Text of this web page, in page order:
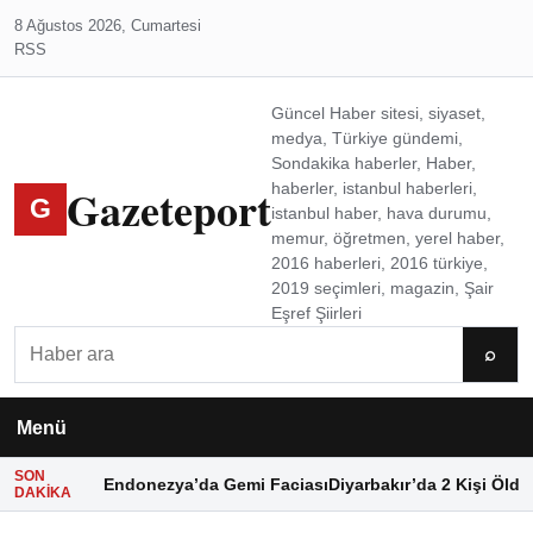
8 Ağustos 2026, Cumartesi
RSS
G Gazeteport
Güncel Haber sitesi, siyaset,
medya, Türkiye gündemi,
Sondakika haberler, Haber,
haberler, istanbul haberleri,
istanbul haber, hava durumu,
memur, öğretmen, yerel haber,
2016 haberleri, 2016 türkiye,
2019 seçimleri, magazin, Şair
Eşref Şiirleri
⌕
Menü
SON
DAKIKA
Endonezya’da Gemi FaciasıDiyarbakır’da 2 Kişi Öldü